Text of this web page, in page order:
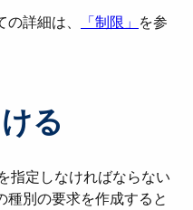
詳細は、​ 「制限」 ​を参
る
指定しなければならない
種別の要求を作成すると